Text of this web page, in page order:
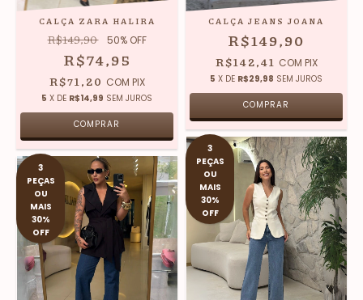
CALÇA ZARA HALIRA
R$149,90 50% OFF
R$74,95
R$71,20 COM PIX
5 X DE R$14,99 SEM JUROS
COMPRAR
CALÇA JEANS JOANA
R$149,90
R$142,41 COM PIX
5 X DE R$29,98 SEM JUROS
COMPRAR
3
PEÇAS
OU
MAIS
30%
OFF
3
PEÇAS
OU
MAIS
30%
OFF